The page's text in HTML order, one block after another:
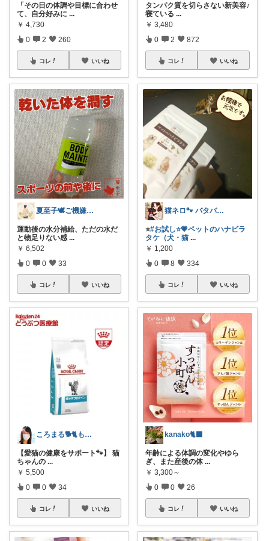
「その日の体調や目標に合わせ
て、自分好みに ...
￥ 4,730
0 2 260
コレ いいね
夏至子🕊️ご機嫌シングルライフ
運動後の水分補給、ただの水だ
と物足りない感 ...
￥ 6,502
0 0 33
コレ いいね
ころまる🐕🐈もふもふ愛好家💓
【愛猫の健康をサポート🐾】 猫
ちゃんの ...
￥ 5,500
0 0 34
コレ いいね
タンパク質を切らさない新美容♪
寝ている ...
￥ 3,480
0 2 872
コレ いいね
猫ネロ🐾 バタバタで🙏中々来れないの
⭐#お試し⭐💗ペットのハナビラ
タケ（犬・猫 ...
￥ 1,200
0 8 334
コレ いいね
kanako🐈‍⬛
年齢による体調の変化やゆら
ぎ、また産後の体 ...
￥ 3,300～
0 0 26
コレ いいね